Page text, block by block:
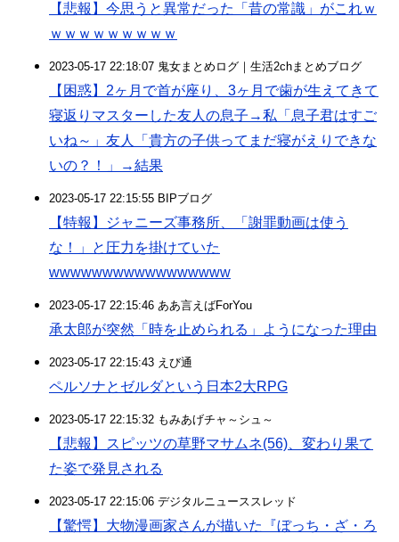
【悲報】今思うと異常だった「昔の常識」がこれｗ
ｗｗｗｗｗｗｗｗｗ
2023-05-17 22:18:07 鬼女まとめログ｜生活2chまとめブログ
【困惑】2ヶ月で首が座り、3ヶ月で歯が生えてきて
寝返りマスターした友人の息子→私「息子君はすご
いね～」友人「貴方の子供ってまだ寝がえりできな
いの？！」→結果
2023-05-17 22:15:55 BIPブログ
【特報】ジャニーズ事務所、「謝罪動画は使う
な！」と圧力を掛けていた
wwwwwwwwwwwwwwwww
2023-05-17 22:15:46 ああ言えばForYou
承太郎が突然「時を止められる」ようになった理由
2023-05-17 22:15:43 えび通
ペルソナとゼルダという日本2大RPG
2023-05-17 22:15:32 もみあげチャ～シュ～
【悲報】スピッツの草野マサムネ(56)、変わり果て
た姿で発見される
2023-05-17 22:15:06 デジタルニューススレッド
【驚愕】大物漫画家さんが描いた『ぼっち・ざ・ろ